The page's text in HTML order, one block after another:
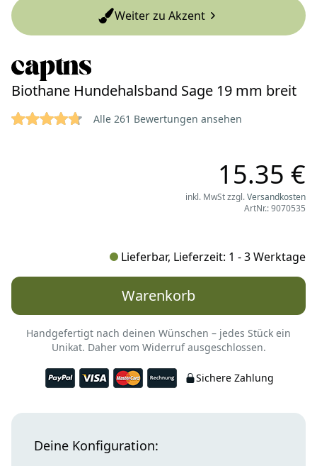
Weiter zu Akzent
Deine Konfiguration:
Biothane Hundehalsband Sage 19 mm breit
Reviews
4.7701 von 5 SternenAlle 261 Bewertungen ansehen
15.35 €
inkl. MwSt zzgl.Versandkosten
ArtNr.: 9070535
Lieferbar, Lieferzeit: 1 - 3 Werktage
Warenkorb
Handgefertigt nach deinen Wünschen – jedes Stück ein
Unikat. Daher vom Widerruf ausgeschlossen.
Sichere Zahlung